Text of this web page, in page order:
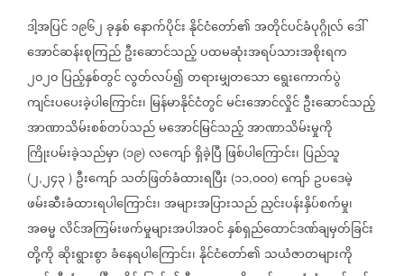
ဒါ့အပြင်၁၉၆၂ခုနှစ်နောက်ပိုင်းနိုင်ငံတော်၏အတိုင်ပင်ခံပုဂ္ဂိုလ်ဒေါ်
အောင်ဆန်းစုကြည်ဦးဆောင်သည့်ပထမဆုံးအရပ်သားအစိုးရက
၂၀၂၀ပြည့်နှစ်တွင်လွတ်လပ်၍တရားမျှတသောရွေးကောက်ပွဲ
ကျင်းပပေးခဲ့ပါကြောင်း၊ မြန်မာနိုင်ငံတွင်မင်းအောင်လှိုင်ဦးဆောင်သည့်
အာဏာသိမ်းစစ်တပ်သည်မအောင်မြင်သည့်အာဏာသိမ်းမှုကို
ကြိုးပမ်းခဲ့သည်မှာ (၁၉) လကျော်ရှိခဲ့ပြီ ဖြစ်ပါကြောင်း၊ ပြည်သူ
(၂,၂၄၃ ) ဦးကျော်သတ်ဖြတ်ခံထားရပြီး (၁၁,၀၀၀) ကျော်ဥပဒေမဲ့
ဖမ်းဆီးခံထားရပါကြောင်း၊အများအပြားသည်ညှင်းပန်းနှိပ်စက်မှု၊
အဓမ္မလိင်အကြမ်းဖက်မှုများအပါအဝင်နှစ်ရှည်ထောင်ဒဏ်ချမှတ်ခြင်း
တို့ကိုဆိုးရွားစွာခံနေရပါကြောင်း၊နိုင်ငံတော်၏ သယံဇာတများကို